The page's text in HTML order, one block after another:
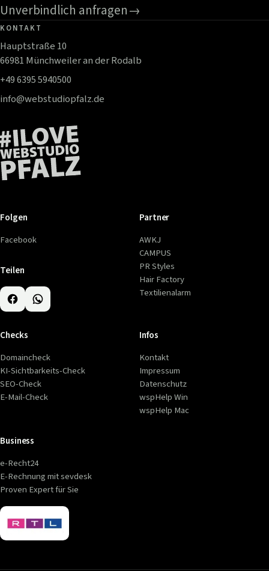
Unverbindlich anfragen→
KONTAKT
Hauptstraße 10
66981 Münchweiler an der Rodalb
+49 6395 5940500
info@webstudiopfalz.de
Folgen
Facebook
Teilen
Partner
AWKJ
CAMPUS
PR Styles
Hair Factory
Textilienalarm
Checks
Domaincheck
KI-Sichtbarkeits-Check
SEO-Check
E-Mail-Check
Infos
Kontakt
Impressum
Datenschutz
wspHelp Win
wspHelp Mac
Business
e-Recht24
E-Rechnung mit sevdesk
Proven Expert für Sie